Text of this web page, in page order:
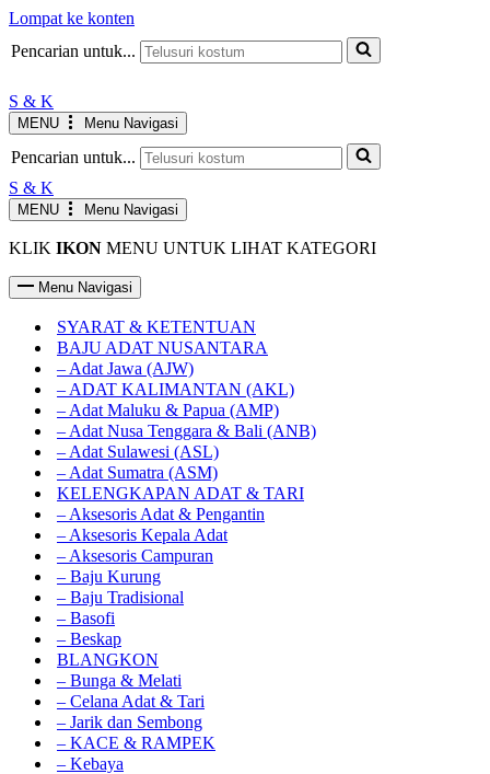
Lompat ke konten
Pencarian untuk...
S & K
MENU Menu Navigasi
Pencarian untuk...
S & K
MENU Menu Navigasi
KLIK IKON MENU UNTUK LIHAT KATEGORI
Menu Navigasi
SYARAT & KETENTUAN
BAJU ADAT NUSANTARA
– Adat Jawa (AJW)
– ADAT KALIMANTAN (AKL)
– Adat Maluku & Papua (AMP)
– Adat Nusa Tenggara & Bali (ANB)
– Adat Sulawesi (ASL)
– Adat Sumatra (ASM)
KELENGKAPAN ADAT & TARI
– Aksesoris Adat & Pengantin
– Aksesoris Kepala Adat
– Aksesoris Campuran
– Baju Kurung
– Baju Tradisional
– Basofi
– Beskap
BLANGKON
– Bunga & Melati
– Celana Adat & Tari
– Jarik dan Sembong
– KACE & RAMPEK
– Kebaya
JAM KERJA AGUSTUS
Senin-Jumat : 10.00-19.00 WIB
Sabtu : 10.00-17.00 WIB